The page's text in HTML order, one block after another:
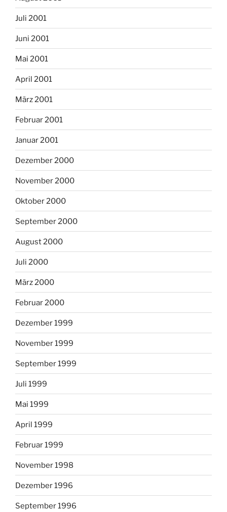
Juli 2001
Juni 2001
Mai 2001
April 2001
März 2001
Februar 2001
Januar 2001
Dezember 2000
November 2000
Oktober 2000
September 2000
August 2000
Juli 2000
März 2000
Februar 2000
Dezember 1999
November 1999
September 1999
Juli 1999
Mai 1999
April 1999
Februar 1999
November 1998
Dezember 1996
September 1996